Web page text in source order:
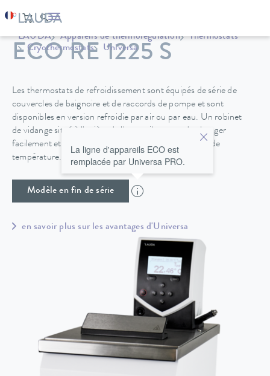
LAUDA Appareils de thermorégulation
Thermostats
Cryothermostats
Universa
ECO RE 1225 S
Les thermostats de refroidissement sont équipés de série de
couvercles de baignoire et de raccords de pompe et sont
disponibles en version refroidie par air ou par eau. Un robinet
de vidange situé à l'arrière de l'appareil permet de changer
facilement et en toute sécurité le fluide de régulation de
température.
Modèle en fin de série
La ligne d'appareils ECO est
remplacée par Universa PRO.
en savoir plus sur les avantages d'Universa